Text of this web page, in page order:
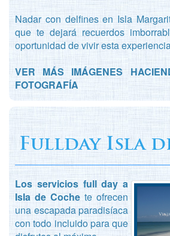
Nadar con delfines en Isla
que te dejará recuerdos
oportunidad de vivir esta
VER MÁS IMÁGENES
FOTOGRAFÍA
Fullday Isla
Los servicios full day a
Isla de Coche te ofrecen
una escapada paradisíaca
con todo incluido para que